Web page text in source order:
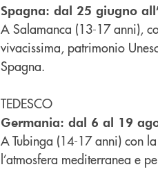
Spagna: dal 25 giugno
A Salamanca (13-17 anni),
vivacissima, patrimonio
Spagna.
TEDESCO
Germania: dal 6 al 19
A Tubinga (14-17 anni) con
l’atmosfera mediterranea e